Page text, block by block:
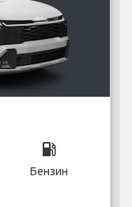
local_gas_station
Бензин